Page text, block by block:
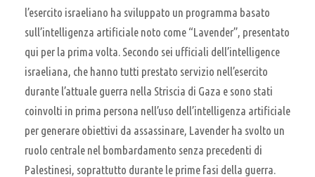
l’esercito israeliano ha sviluppato un programma basato
sull’intelligenza artificiale noto come “Lavender”, presentato
qui per la prima volta. Secondo sei ufficiali dell’intelligence
israeliana, che hanno tutti prestato servizio nell’esercito
durante l’attuale guerra nella Striscia di Gaza e sono stati
coinvolti in prima persona nell’uso dell’intelligenza artificiale
per generare obiettivi da assassinare, Lavender ha svolto un
ruolo centrale nel bombardamento senza precedenti di
Palestinesi, soprattutto durante le prime fasi della guerra.